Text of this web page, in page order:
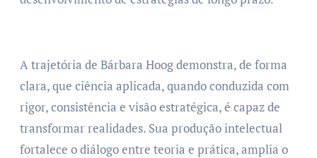
A trajetória de Bárbara Hoog demonstra, de forma
clara, que ciência aplicada, quando conduzida com
rigor, consistência e visão estratégica, é capaz de
transformar realidades. Sua produção intelectual
fortalece o diálogo entre teoria e prática, amplia o